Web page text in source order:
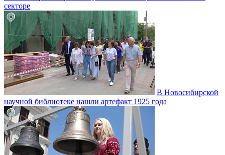
секторе
В Новосибирской
научной библиотеке нашли артефакт 1925 года